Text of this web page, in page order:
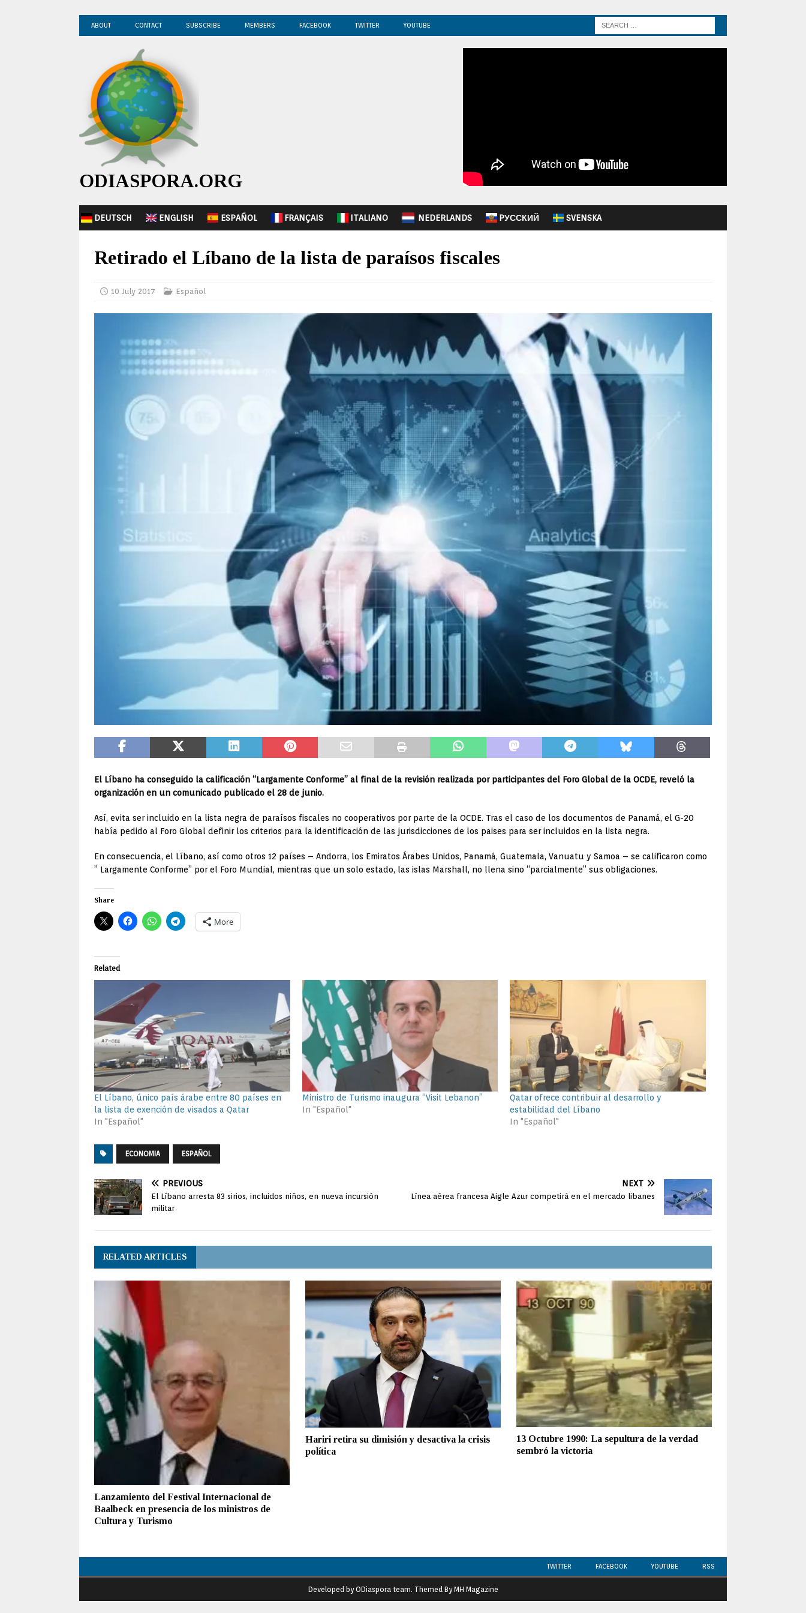
ABOUT CONTACT SUBSCRIBE MEMBERS FACEBOOK TWITTER YOUTUBE
ODIASPORA.ORG
DEUTSCH ENGLISH ESPAÑOL FRANÇAIS ITALIANO NEDERLANDS PУССКИЙ SVENSKA
Retirado el Líbano de la lista de paraísos fiscales
10 July 2017 Español
El Líbano ha conseguido la calificación “Largamente Conforme” al final de la revisión realizada por participantes del Foro Global de la OCDE, reveló la
organización en un comunicado publicado el 28 de junio.
Así, evita ser incluido en la lista negra de paraísos fiscales no cooperativos por parte de la OCDE. Tras el caso de los documentos de Panamá, el G-20
había pedido al Foro Global definir los criterios para la identificación de las jurisdicciones de los paises para ser incluidos en la lista negra.
En consecuencia, el Líbano, así como otros 12 países – Andorra, los Emiratos Árabes Unidos, Panamá, Guatemala, Vanuatu y Samoa – se calificaron como
” Largamente Conforme” por el Foro Mundial, mientras que un solo estado, las islas Marshall, no llena sino “parcialmente” sus obligaciones.
Share
More
Related
El Líbano, único país árabe entre 80 países en
la lista de exención de visados a Qatar
In "Español"
Ministro de Turismo inaugura “Visit Lebanon”
In "Español"
Qatar ofrece contribuir al desarrollo y
estabilidad del Líbano
In "Español"
ECONOMIA ESPAÑOL
PREVIOUS
El Líbano arresta 83 sirios, incluidos niños, en nueva incursión
militar
NEXT
Línea aérea francesa Aigle Azur competirá en el mercado libanes
RELATED ARTICLES
Lanzamiento del Festival Internacional de
Baalbeck en presencia de los ministros de
Cultura y Turismo
Hariri retira su dimisión y desactiva la crisis
política
13 Octubre 1990: La sepultura de la verdad
sembró la victoria
TWITTER FACEBOOK YOUTUBE RSS
Developed by ODiaspora team. Themed By MH Magazine